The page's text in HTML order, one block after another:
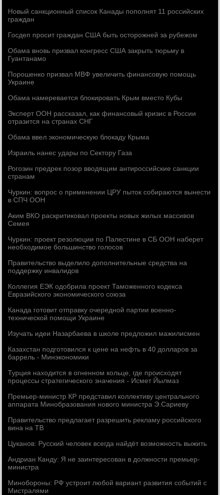
Новый санкционный список Канады пополнят 11 российских
граждан
Госдеп просит граждан США быть осторожней за рубежом
Обама вновь призвал конгресс США закрыть тюрьму в
Гуантанамо
Порошенко призвал МВФ увеличить финансовую помощь
Украине
Обама намеревается блокировать Крым вместо Кубы
Эксперт ООН рассказал, как финансовый кризис в России
отразится на странах СНГ
Обама ввел экономическую блокаду Крыма
Израиль нанес удары по Сектору Газа
Рогозин предрек позор вводящим антироссийские санкции
странам
Чуркин: вопрос о применении ЦРУ пыток собираются вынести
в СПЧ ООН
Аким ВКО раскритиковал проекты новых жилых массивов
Семея
Чуркин: проект резолюции по Палестине в СБ ООН наберет
необходимое большинство голосов
Правительство выделило дополнительные средства на
поддержку инвалидов
Коллегия ЕЭК одобрила проект Таможенного кодекса
Евразийского экономического союза
Канада готовит отправку очередной партии военно-
технической помощи Украине
Изучать идеи Назарбаева в школе предложил мажилисмен
Казахстан подготовился к цене на нефть в 40 долларов за
баррель - Минэкономики
Турция находится в огненном кольце, где происходят
процессы стратегического значения - Исмет Йылмаз
Премьер-министр КР представил коллективу центрального
аппарата Минобразования нового министра Э.Сариеву
Правительство предлагает разрешить рекламу российского
вина на ТВ
Цуканов: Русский человек всегда найдёт возможность выжить
Андриан Канду: Я не заинтересован в должности премьер-
министра
Минобороны: РФ устроит любой вариант развития событий с
Мистралями